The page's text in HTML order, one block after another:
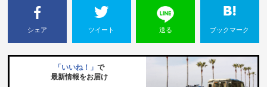
シェア ツイート 送る ブックマーク
「いいね！」 で
最新情報をお届け